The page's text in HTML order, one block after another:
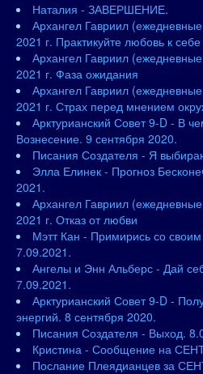
Наталия - ЗАВЕРШЕНИЕ.
Архангел Гавриил
2021 г. Практикуйте любовь к
Архангел Гавриил
2021 г. Фаза ожидания
Архангел Гавриил
2021 г. Страх перед мнением
Арктурианский Совет 9-D - В
Вознесение. 9 сентября 2020.
Писания Создателя - Я
Элла Елинек - Прогноз
2021.
Архангел Гавриил
2021 г. Отказ от любви
Мэтт Кан - Примирись со
7.09.2021.
Ангелы и Энн Альберс - Дай
7.09.2021.
Арктурианский Совет 9-D -
энергий. 8 сентября 2020.
Писания Создателя - Выход.
Кристина - Сообщение на
Послание Плеядианцев за